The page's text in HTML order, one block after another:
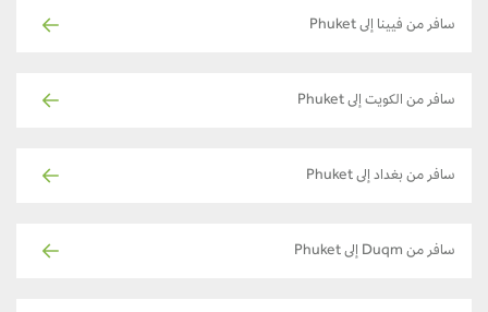
سافر من فيينا إلى Phuket
سافر من الكويت إلى Phuket
سافر من بغداد إلى Phuket
سافر من Duqm إلى Phuket